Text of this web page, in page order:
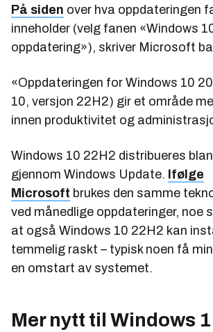
På siden over hva oppdateringen
inneholder (velg fanen «Windows
oppdatering»), skriver Microsoft
«Oppdateringen for Windows 10
10, versjon 22H2) gir et område
innen produktivitet og
Windows 10 22H2 distribueres
gjennom Windows Update. Ifølge
Microsoft brukes den samme
ved månedlige oppdateringer, noe
at også Windows 10 22H2 kan
temmelig raskt – typisk noen få
en omstart av systemet.
Mer nytt til Windows